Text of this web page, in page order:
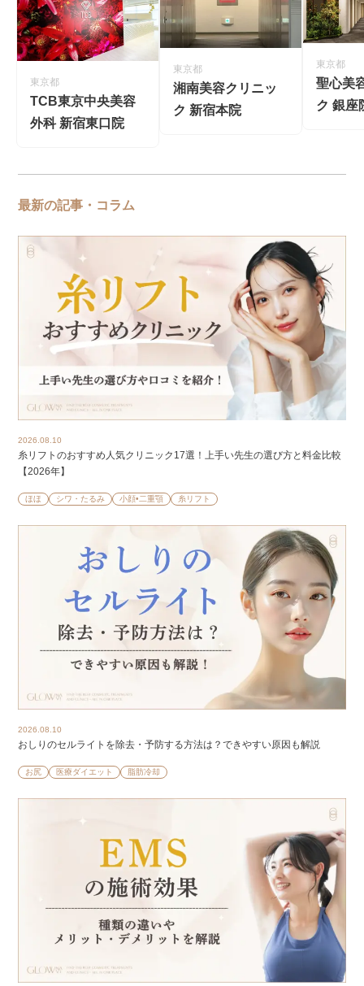
東京都
TCB東京中央美容
外科 新宿東口院
東京都
湘南美容クリニッ
ク 新宿本院
東京都
聖心美
ク 銀座
最新の記事・コラム
2026.08.10
糸リフトのおすすめ人気クリニック17選！上手い先生の選び方と料金比較
【2026年】
ほほ シワ・たるみ 小顔•二重顎 糸リフト
2026.08.10
おしりのセルライトを除去・予防する方法は？できやすい原因も解説
お尻 医療ダイエット 脂肪冷却